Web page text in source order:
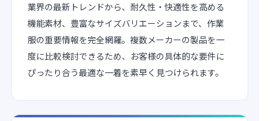
業界の最新トレンドから、耐久性・快適性を高める
機能素材、豊富なサイズバリエーションまで、作業
服の重要情報を完全網羅。複数メーカーの製品を一
度に比較検討できるため、お客様の具体的な要件に
ぴったり合う最適な一着を素早く見つけられます。